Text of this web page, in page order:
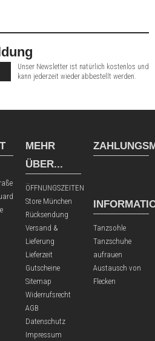
Unser Newsletter ist natürlich kostenlos und
kann jederzeit wieder abbestellt werden.
MEHR
ÜBER...
ÖFFNUNGSZEITEN
Store München
Rücksendung
Versand &
Lieferung
Lieferzeit
Gutscheine
Sitemap
Widerrufsrecht
AGB
Datenschutz
Impressum
Tanzsohle
Tanzschuhe
aufrauen
Austausch von
Flecken